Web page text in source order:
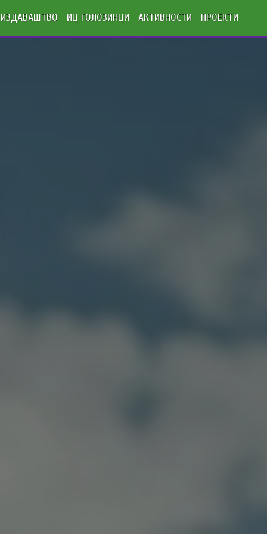
ИЗДАВАШТВО ИЦ ГОЛОЗИНЦИ АКТИВНОСТИ ПРОЕКТИ